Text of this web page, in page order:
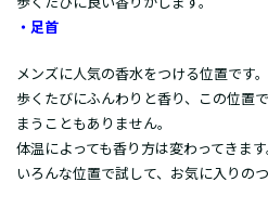
・足首
メンズに人気の香水をつける位置です。
歩くたびにふんわりと香り、この位置
まうこともありません。
体温によっても香り方は変わってきます
いろんな位置で試して、お気に入りの